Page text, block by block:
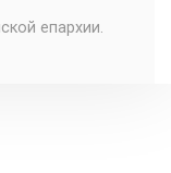
епархии.